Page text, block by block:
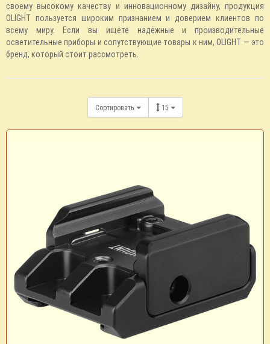
своему высокому качеству и инновационному дизайну, продукция
OLIGHT пользуется широким признанием и доверием клиентов по
всему миру. Если вы ищете надёжные и производительные
осветительные приборы и сопутствующие товары к ним, OLIGHT — это
бренд, который стоит рассмотреть.
Сортировать 15